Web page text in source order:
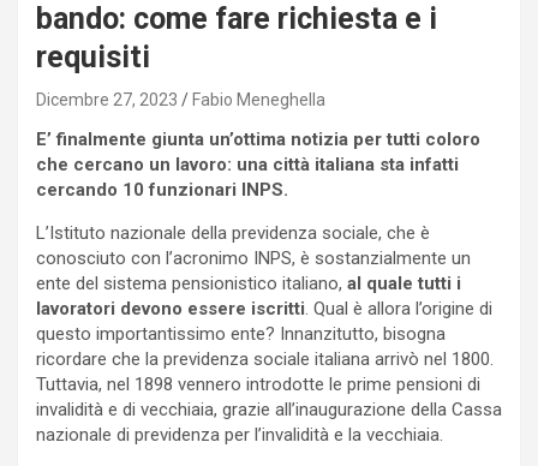
bando: come fare richiesta e i
requisiti
Dicembre 27, 2023 Fabio Meneghella
E’ finalmente giunta un’ottima notizia per tutti coloro
che cercano un lavoro: una città italiana sta infatti
cercando 10 funzionari INPS.
L’Istituto nazionale della previdenza sociale, che è
conosciuto con l’acronimo INPS, è sostanzialmente un
ente del sistema pensionistico italiano, al quale tutti i
lavoratori devono essere iscritti. Qual è allora l’origine di
questo importantissimo ente? Innanzitutto, bisogna
ricordare che la previdenza sociale italiana arrivò nel 1800.
Tuttavia, nel 1898 vennero introdotte le prime pensioni di
invalidità e di vecchiaia, grazie all’inaugurazione della Cassa
nazionale di previdenza per l’invalidità e la vecchiaia.